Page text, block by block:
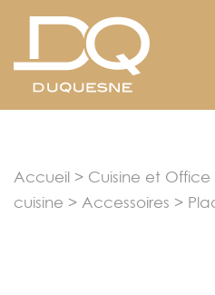
content
Accueil > Cuisine et Office
cuisine > Accessoires >